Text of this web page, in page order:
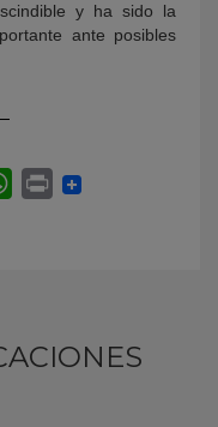
y ha sido la
ante posibles